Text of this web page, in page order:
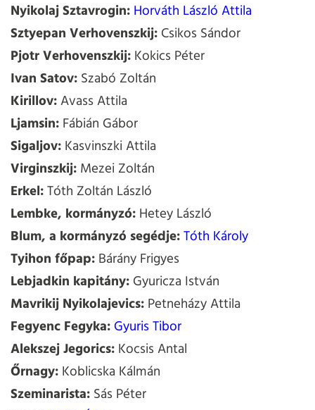
Nyikolaj Sztavrogin:Horváth László Attila
Sztyepan Verhovenszkij:Csikos Sándor
Pjotr Verhovenszkij:Kokics Péter
Ivan Satov:Szabó Zoltán
Kirillov:Avass Attila
Ljamsin:Fábián Gábor
Sigaljov:Kasvinszki Attila
Virginszkij:Mezei Zoltán
Erkel:Tóth Zoltán László
Lembke, kormányzó:Hetey László
Blum, a kormányzó segédje:Tóth Károly
Tyihon főpap:Bárány Frigyes
Lebjadkin kapitány:Gyuricza István
Mavrikij Nyikolajevics:Petneházy Attila
Fegyenc Fegyka:Gyuris Tibor
Alekszej Jegorics:Kocsis Antal
Őrnagy:Koblicska Kálmán
Szeminarista:Sás Péter